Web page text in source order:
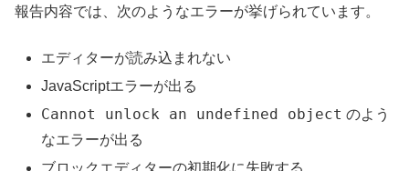
報告内容では、次のようなエラーが挙げられています。
エディターが読み込まれない
JavaScriptエラーが出る
Cannot unlock an undefined object のよう
なエラーが出る